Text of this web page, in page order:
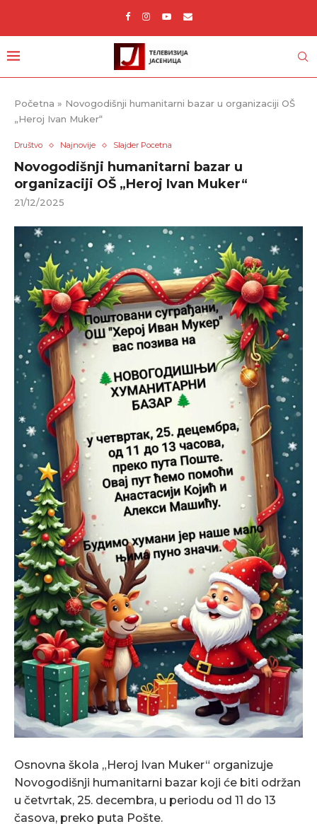
Početna » Novogodišnji humanitarni bazar u organizaciji OŠ
„Heroj Ivan Muker“
Društvo Najnovije Slajder Pocetna
Novogodišnji humanitarni bazar u
organizaciji OŠ „Heroj Ivan Muker“
21/12/2025
Osnovna škola „Heroj Ivan Muker“ organizuje
Novogodišnji humanitarni bazar koji će biti održan
u četvrtak, 25. decembra, u periodu od 11 do 13
časova, preko puta Pošte.